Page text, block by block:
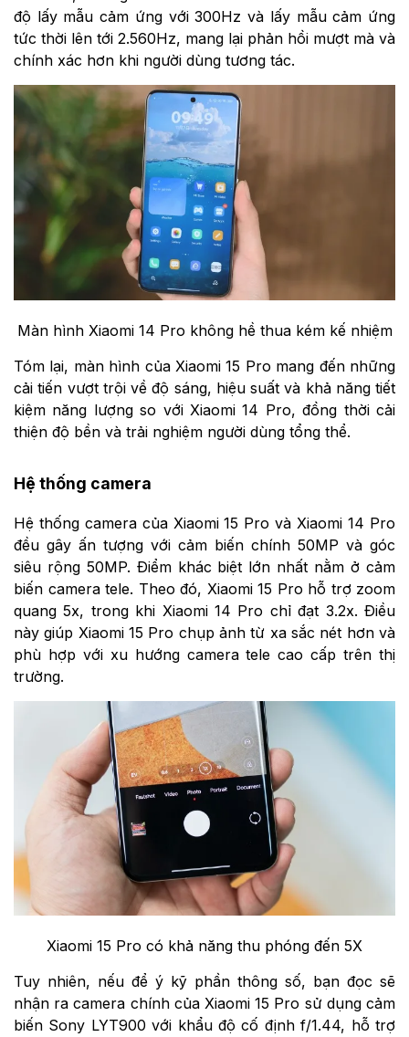
độ lấy mẫu cảm ứng với 300Hz và lấy mẫu cảm ứng
tức thời lên tới 2.560Hz, mang lại phản hồi mượt mà và
chính xác hơn khi người dùng tương tác.
Màn hình Xiaomi 14 Pro không hề thua kém kế nhiệm
Tóm lại, màn hình của Xiaomi 15 Pro mang đến những
cải tiến vượt trội về độ sáng, hiệu suất và khả năng tiết
kiệm năng lượng so với Xiaomi 14 Pro, đồng thời cải
thiện độ bền và trải nghiệm người dùng tổng thể.
Hệ thống camera
Hệ thống camera của Xiaomi 15 Pro và Xiaomi 14 Pro
đều gây ấn tượng với cảm biến chính 50MP và góc
siêu rộng 50MP. Điểm khác biệt lớn nhất nằm ở cảm
biến camera tele. Theo đó, Xiaomi 15 Pro hỗ trợ zoom
quang 5x, trong khi Xiaomi 14 Pro chỉ đạt 3.2x. Điều
này giúp Xiaomi 15 Pro chụp ảnh từ xa sắc nét hơn và
phù hợp với xu hướng camera tele cao cấp trên thị
trường.
Xiaomi 15 Pro có khả năng thu phóng đến 5X
Tuy nhiên, nếu để ý kỹ phần thông số, bạn đọc sẽ
nhận ra camera chính của Xiaomi 15 Pro sử dụng cảm
biến Sony LYT900 với khẩu độ cố định f/1.44, hỗ trợ